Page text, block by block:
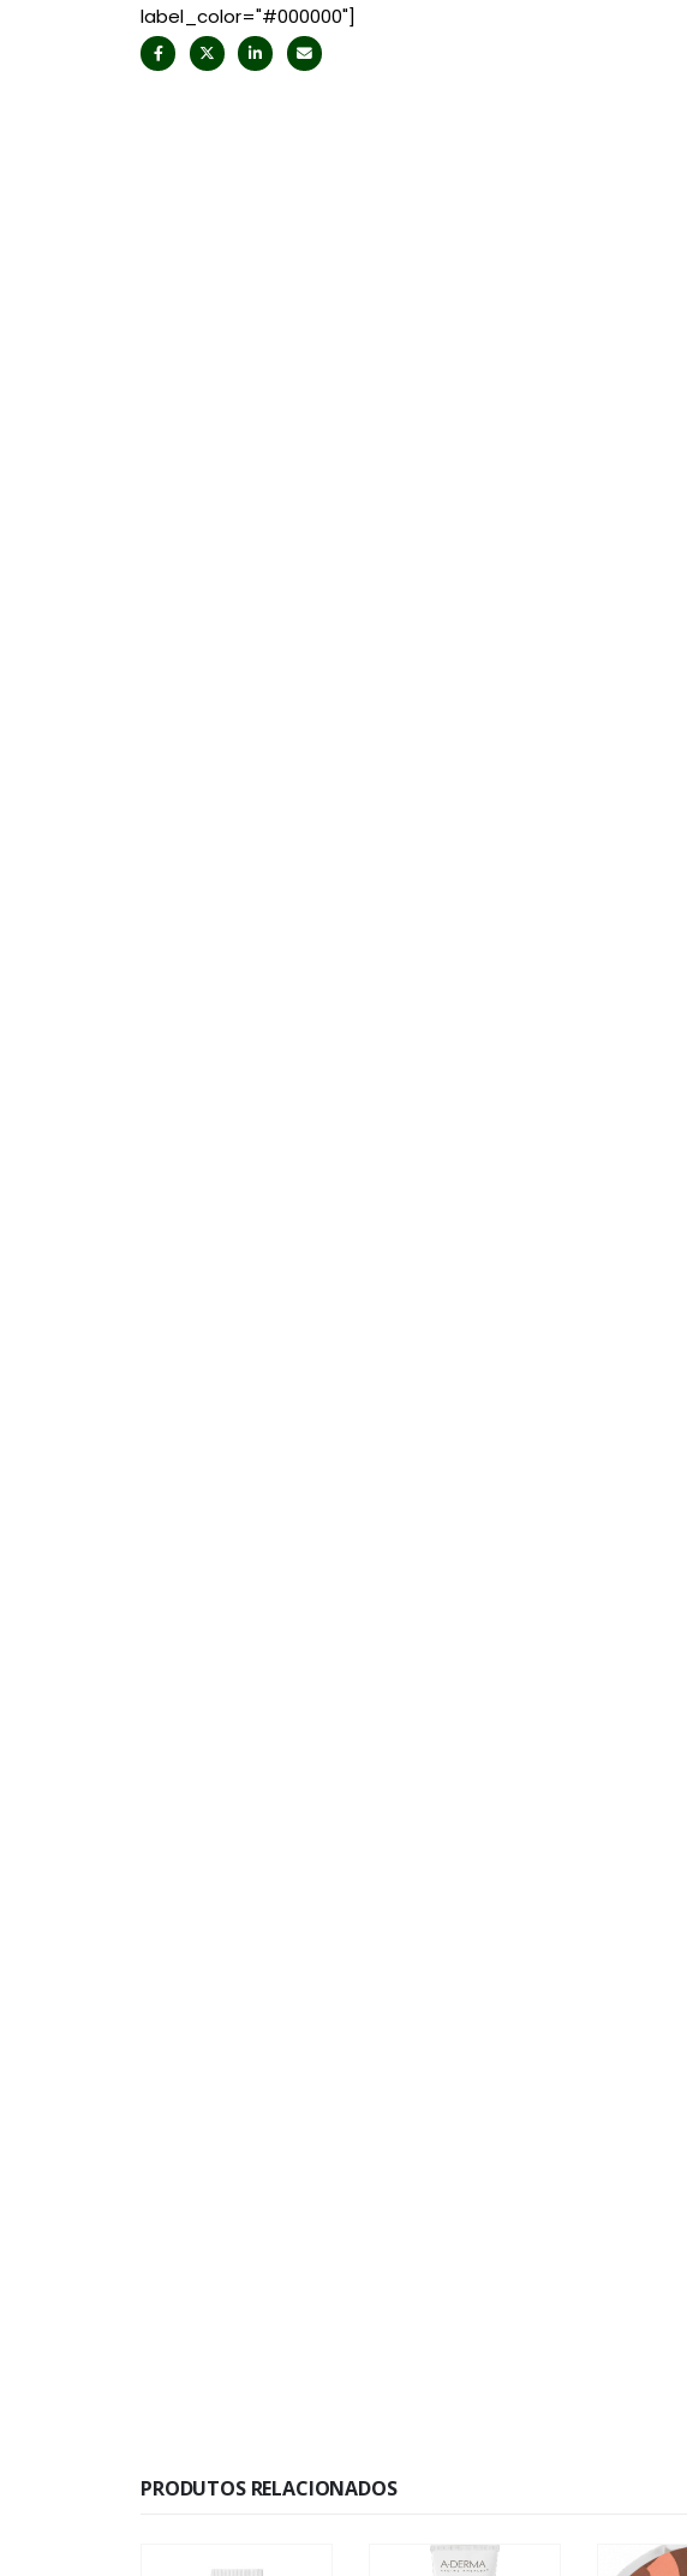
label_color="#000000"]
PRODUTOS RELACIONADOS